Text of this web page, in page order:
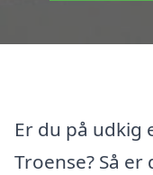
Er du på
Troense? Så